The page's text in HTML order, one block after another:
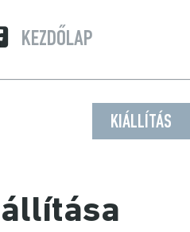
KEZDŐLAP
KIÁLLÍTÁS